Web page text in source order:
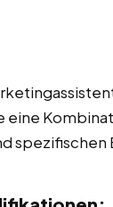
eine